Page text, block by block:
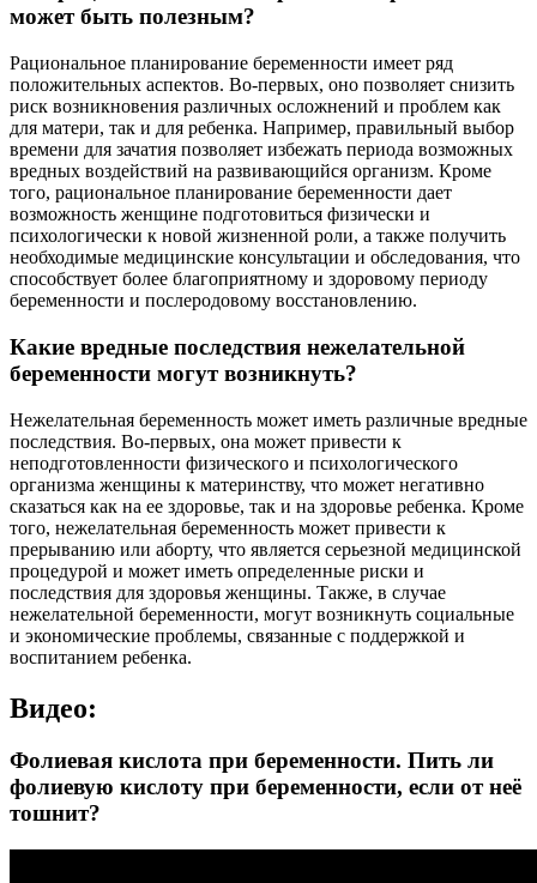
может быть полезным?
Рациональное планирование беременности имеет ряд
положительных аспектов. Во-первых, оно позволяет снизить
риск возникновения различных осложнений и проблем как
для матери, так и для ребенка. Например, правильный выбор
времени для зачатия позволяет избежать периода возможных
вредных воздействий на развивающийся организм. Кроме
того, рациональное планирование беременности дает
возможность женщине подготовиться физически и
психологически к новой жизненной роли, а также получить
необходимые медицинские консультации и обследования, что
способствует более благоприятному и здоровому периоду
беременности и послеродовому восстановлению.
Какие вредные последствия нежелательной
беременности могут возникнуть?
Нежелательная беременность может иметь различные вредные
последствия. Во-первых, она может привести к
неподготовленности физического и психологического
организма женщины к материнству, что может негативно
сказаться как на ее здоровье, так и на здоровье ребенка. Кроме
того, нежелательная беременность может привести к
прерыванию или аборту, что является серьезной медицинской
процедурой и может иметь определенные риски и
последствия для здоровья женщины. Также, в случае
нежелательной беременности, могут возникнуть социальные
и экономические проблемы, связанные с поддержкой и
воспитанием ребенка.
Видео:
Фолиевая кислота при беременности. Пить ли
фолиевую кислоту при беременности, если от неё
тошнит?